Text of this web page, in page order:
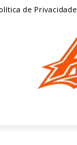
de Privacidade